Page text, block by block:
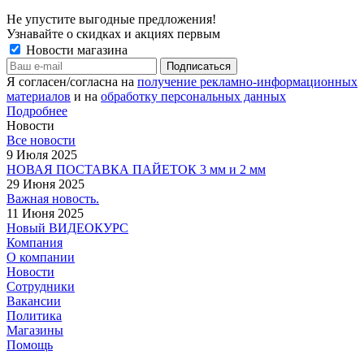
Не упустите выгодные предложения!
Узнавайте о скидках и акциях первым
Новости магазина
Я согласен/согласна на получение рекламно-информационных
материалов и на обработку персональных данных
Подробнее
Новости
Все новости
9 Июля 2025
НОВАЯ ПОСТАВКА ПАЙЕТОК 3 мм и 2 мм
29 Июня 2025
Важная новость.
11 Июня 2025
Новый ВИДЕОКУРС
Компания
О компании
Новости
Сотрудники
Вакансии
Политика
Магазины
Помощь